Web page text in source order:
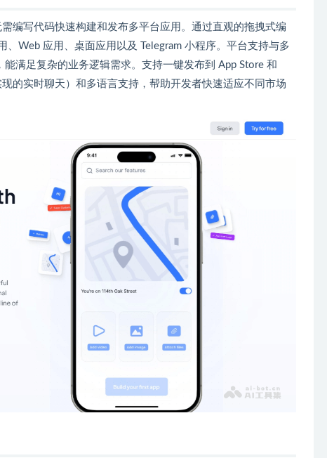
编写代码快速构建和发布多平台应用。通过直观的拖拽式编
Web 应用、桌面应用以及 Telegram 小程序。平台支持与多
满足复杂的业务逻辑需求。支持一键发布到 App Store 和
的实时聊天）和多语言支持，帮助开发者快速适应不同市场